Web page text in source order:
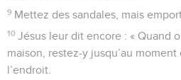
9 Mettez des sandales, mais
10 Jésus leur dit encore : « Quand
maison, restez-y jusqu’au
l’endroit.